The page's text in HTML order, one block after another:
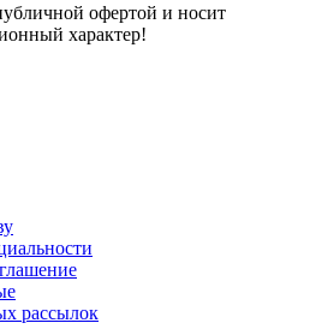
офертой и носит
характер!
рассылок